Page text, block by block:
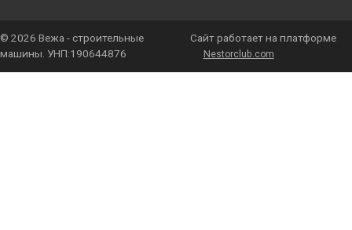
© 2026 Вежа - строительные
машины. УНП:190644876
Сайт работает на платформе
Nestorclub.com